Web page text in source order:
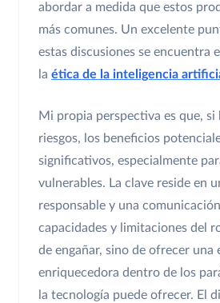
abordar a medida que estos
más comunes. Un excelente
estas discusiones se encuentra
la ética de la inteligencia
Mi propia perspectiva es que, si
riesgos, los beneficios
significativos, especialmente
vulnerables. La clave reside en
responsable y una
capacidades y limitaciones del
de engañar, sino de ofrecer una
enriquecedora dentro de los
la tecnología puede ofrecer. El